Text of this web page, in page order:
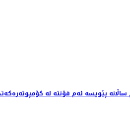
پێویسە ئەم فۆنتە لە